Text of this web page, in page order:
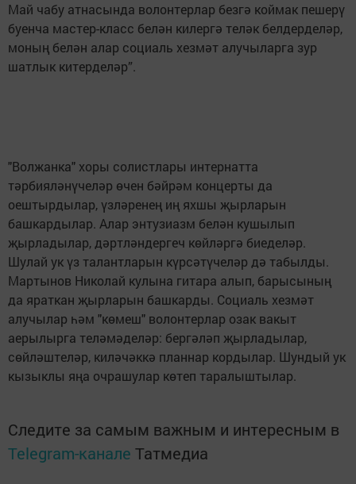
Май чабу атнасында волонтерлар безгә коймак пешерү
буенча мастер-класс белән килергә теләк белдерделәр,
моның белән алар социаль хезмәт алучыларга зур
шатлык китерделәр”.
"Волжанка" хоры солистлары интернатта
тәрбияләнүчеләр өчен бәйрәм концерты да
оештырдылар, үзләренең иң яхшы җырларын
башкардылар. Алар энтузиазм белән кушылып
җырладылар, дәртләндергеч көйләргә биеделәр.
Шулай ук үз талантларын күрсәтүчеләр дә табылды.
Мартынов Николай кулына гитара алып, барысының
да яраткан җырларын башкарды. Социаль хезмәт
алучылар һәм "көмеш" волонтерлар озак вакыт
аерылырга теләмәделәр: бергәләп җырладылар,
сөйләштеләр, киләчәккә планнар кордылар. Шундый ук
кызыклы яңа очрашулар көтеп таралыштылар.
Следите за самым важным и интересным в
Telegram-канале Татмедиа